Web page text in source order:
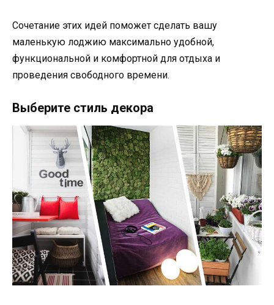
Сочетание этих идей поможет сделать вашу
маленькую лоджию максимально удобной,
функциональной и комфортной для отдыха и
проведения свободного времени.
Выберите стиль декора